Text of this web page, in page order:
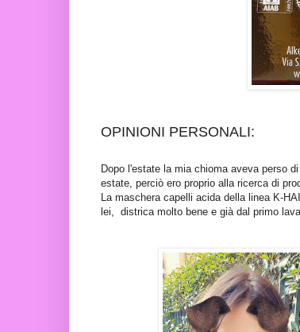
OPINIONI PERSONALI:
Dopo l'estate la mia chioma aveva perso
estate, perciò ero proprio alla ricerca di
La maschera capelli acida della linea K-
lei, districa molto bene e già dal primo